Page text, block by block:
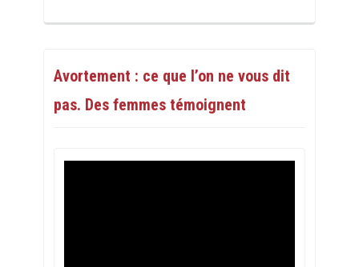
Avortement : ce que l’on ne vous dit
pas. Des femmes témoignent